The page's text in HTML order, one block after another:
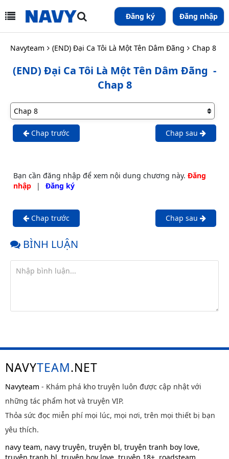
Đăng ký Đăng nhập
Navyteam (END) Đại Ca Tôi Là Một Tên Dâm Đãng Chap 8
(END) Đại Ca Tôi Là Một Tên Dâm Đãng -
Chap 8
Chap trước Chap sau
Bạn cần đăng nhập để xem nội dung chương này. Đăng
nhập
| Đăng ký
Chap trước Chap sau
BÌNH LUẬN
NAVYTEAM.NET
Navyteam - Khám phá kho truyện luôn được cập nhật với
những tác phẩm hot và truyện VIP.
Thỏa sức đọc miễn phí mọi lúc, mọi nơi, trên mọi thiết bị bạn
yêu thích.
navy team, navy truyện, truyện bl, truyện tranh boy love,